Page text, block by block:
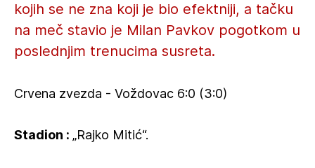
kojih se ne zna koji je bio efektniji, a tačku
na meč stavio je Milan Pavkov pogotkom u
poslednjim trenucima susreta.
Crvena zvezda - Voždovac 6:0 (3:0)
Stadion : „Rajko Mitić“.